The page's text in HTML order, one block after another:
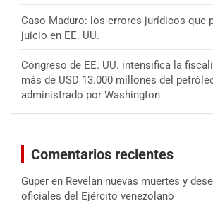
Caso Maduro: los errores jurídicos que
juicio en EE. UU.
Congreso de EE. UU. intensifica la
más de USD 13.000 millones del
administrado por Washington
Comentarios recientes
Guper en Revelan nuevas muertes y
oficiales del Ejército venezolano